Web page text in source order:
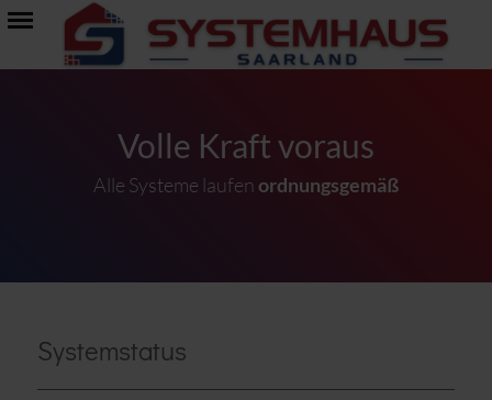
Volle Kraft voraus
Alle Systeme laufen ordnungsgemäß
Systemstatus